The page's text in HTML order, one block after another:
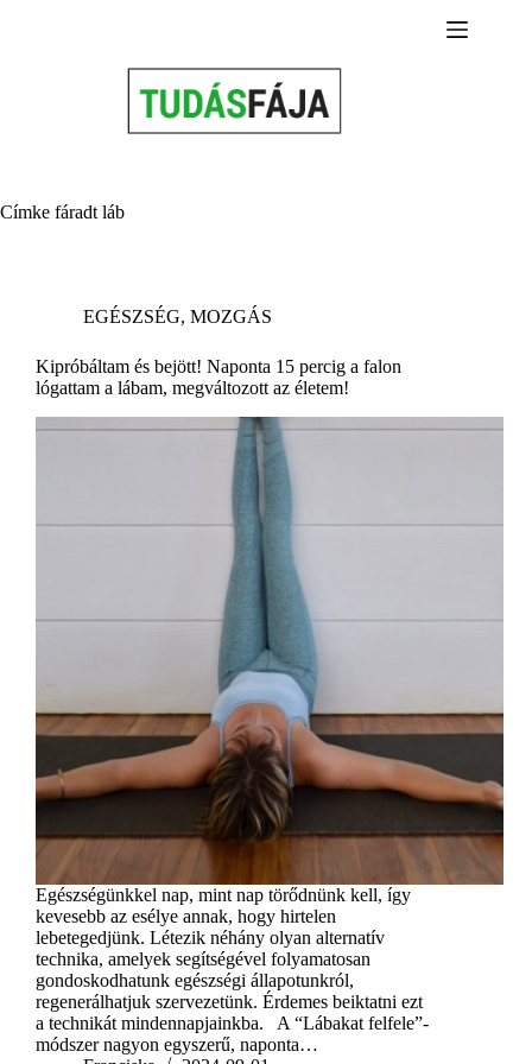
Címke fáradt láb
EGÉSZSÉG, MOZGÁS
Kipróbáltam és bejött! Naponta 15 percig a falon
lógattam a lábam, megváltozott az életem!
Egészségünkkel nap, mint nap törődnünk kell, így
kevesebb az esélye annak, hogy hirtelen
lebetegedjünk. Létezik néhány olyan alternatív
technika, amelyek segítségével folyamatosan
gondoskodhatunk egészségi állapotunkról,
regenerálhatjuk szervezetünk. Érdemes beiktatni ezt
a technikát mindennapjainkba. A “Lábakat felfele”-
módszer nagyon egyszerű, naponta…